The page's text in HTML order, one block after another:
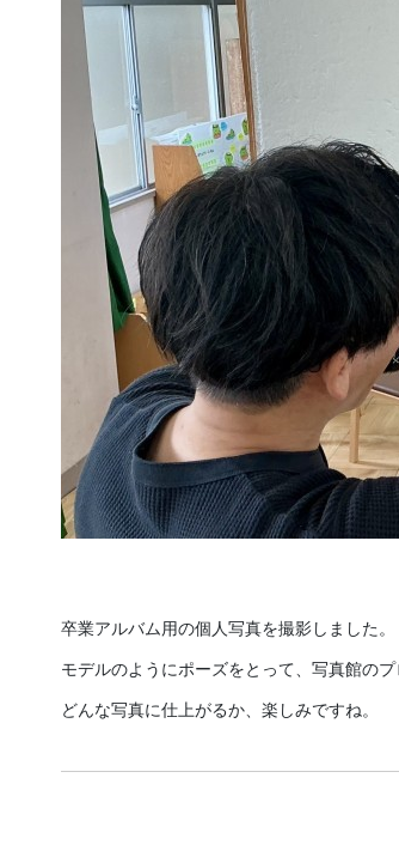
卒業アルバム用の個人写真を撮影しました。
モデルのようにポーズをとって、写真館の
どんな写真に仕上がるか、楽しみですね。